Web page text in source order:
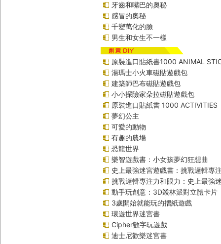
牙齒和嘴巴的奧秘
感冒的奧秘
千變萬化的臉
男生和女生不一樣
原裝進口貼紙書1000 ANIMAL
湯瑪士小火車磁貼遊戲包
建築師巴布磁貼遊戲包
小小探險家朵拉磁貼遊戲包
原裝進口貼紙書 1000 ACTIVITIES
夢幻公主
可愛的動物
有趣的農場
恐龍世界
樂智遊戲書：小女孩夢幻狂想曲
史上最強迷宮遊戲書：挑戰邏輯專
挑戰邏輯專注力和眼力：史上最強
動手玩創意：3D叢林派對立體卡片
3歲開始就能玩的摺紙遊戲
環遊世界迷宮書
Cipher數字玩遊戲
迪士尼歡樂迷宮書